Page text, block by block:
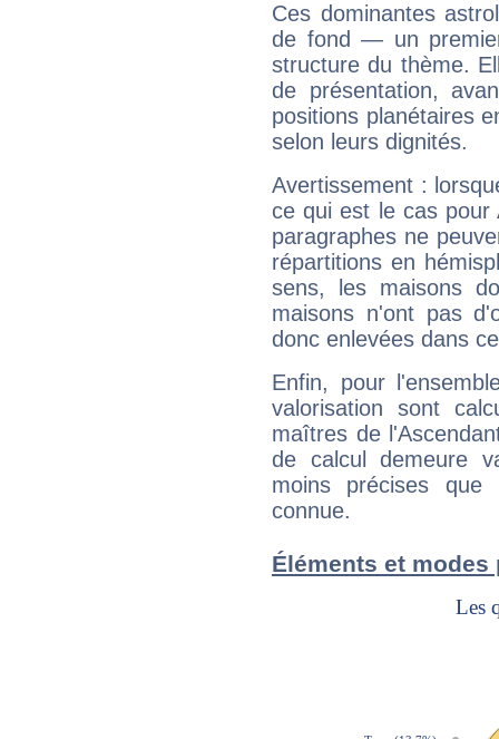
Ces dominantes
de fond — un
structure du thème.
de présentation,
positions planétaires
selon leurs dignités.
Avertissement :
ce qui est le cas pour
paragraphes ne
répartitions en
sens, les maisons
maisons n'ont pas
donc enlevées dans
Enfin, pour
valorisation sont
maîtres de
de calcul demeure
moins précises que
connue.
Éléments et